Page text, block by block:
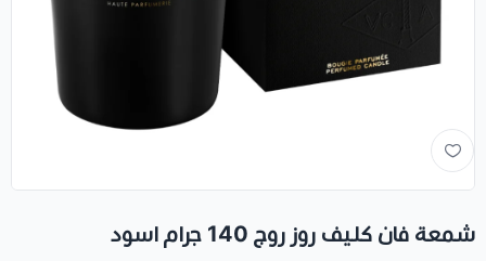
شمعة فان كليف روز روج 140 جرام اسود